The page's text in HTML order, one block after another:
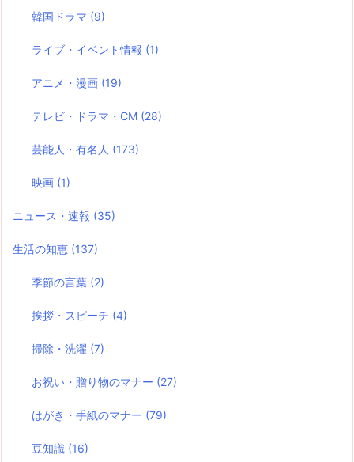
韓国ドラマ (9)
ライブ・イベント情報 (1)
アニメ・漫画 (19)
テレビ・ドラマ・CM (28)
芸能人・有名人 (173)
映画 (1)
ニュース・速報 (35)
生活の知恵 (137)
季節の言葉 (2)
挨拶・スピーチ (4)
掃除・洗濯 (7)
お祝い・贈り物のマナー (27)
はがき・手紙のマナー (79)
豆知識 (16)